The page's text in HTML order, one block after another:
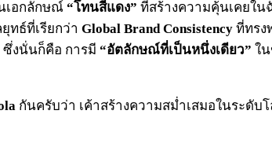
เอกลักษณ์ “โทนสีแดง” ที่สร้างความคุ้นเคยใ
ทธ์ที่เรียกว่า Global Brand Consistency ที่ทรง
งนั่นก็คือ การมี “อัตลักษณ์ที่เป็นหนึ่งเดียว” ใ
กันครับว่า เค้าสร้างความสม่ำเสมอในระดั